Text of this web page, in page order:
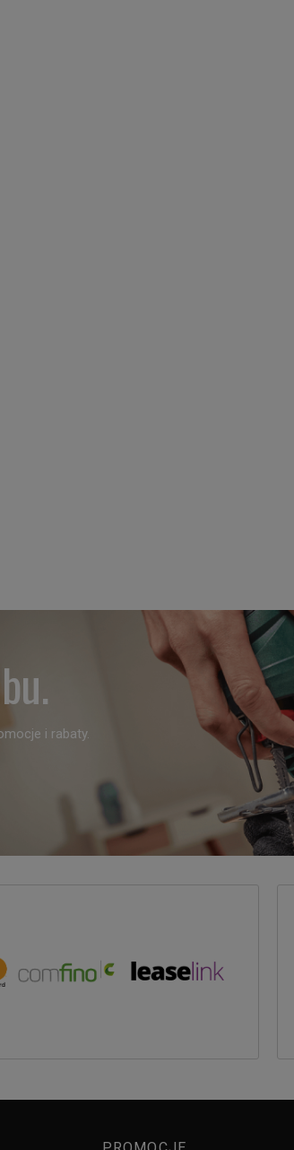
i rabaty.